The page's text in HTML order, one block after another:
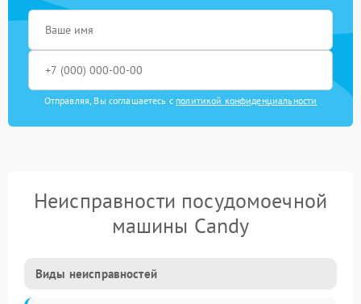
Отправляя, Вы соглашаетесь с политикой конфиденциальности
Неисправности посудомоечной
машины Candy
Виды неисправностей